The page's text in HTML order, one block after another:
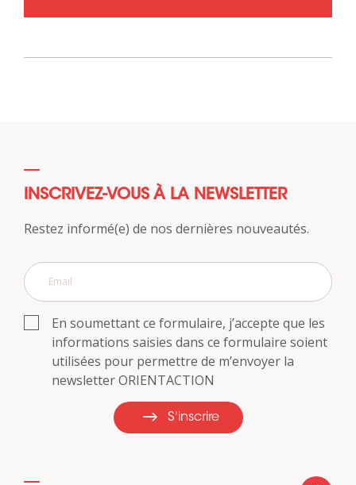
INSCRIVEZ-VOUS À LA NEWSLETTER
Restez informé(e) de nos dernières nouveautés.
En soumettant ce formulaire, j’accepte que les
informations saisies dans ce formulaire soient
utilisées pour permettre de m’envoyer la
newsletter ORIENTACTION
S'inscrire